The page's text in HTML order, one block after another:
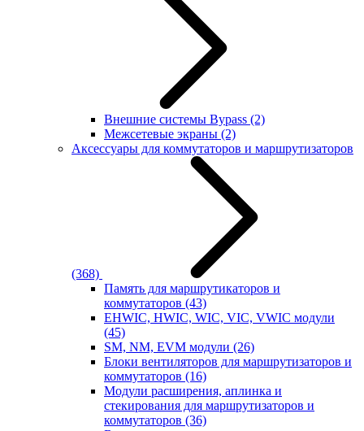
Внешние системы Bypass (2)
Межсетевые экраны (2)
Аксессуары для коммутаторов и маршрутизаторов
(368)
Память для маршрутикаторов и
коммутаторов (43)
EHWIC, HWIC, WIC, VIC, VWIC модули
(45)
SM, NM, EVM модули (26)
Блоки вентиляторов для маршрутизаторов и
коммутаторов (16)
Модули расширения, аплинка и
стекирования для маршрутизаторов и
коммутаторов (36)